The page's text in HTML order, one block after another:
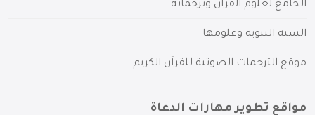
الجامع لعلوم القرآن وترجماته
السنة النبوية وعلومها
موقع الترجمات الصوتية للقرآن الكريم
مواقع تطوير مهارات الدعاة